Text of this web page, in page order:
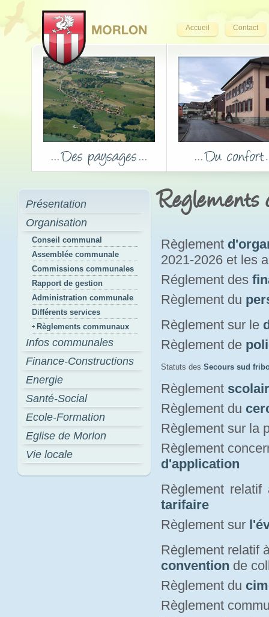
Accueil Contact
Présentation
Organisation
Conseil communal
Assemblée communale
Commissions communales
Rapport de gestion
Administration communale
Différents services
Règlements communaux
Infos communales
Finance-Constructions
Energie
Santé-Social
Ecole-Formation
Eglise de Morlon
Vie locale
Règlement
2021-2026 et les
Réglement des
Règlement du
Règlement sur le
Règlement de
Statuts des Secours sud
Règlement
Règlement du
Règlement sur la
Règlement
d'application
Règlement
tarifaire
Règlement sur
Règlement relatif
convention de
Règlement du
Règlement